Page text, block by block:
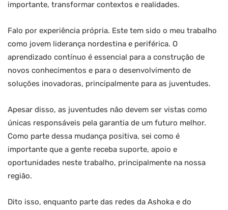
importante, transformar contextos e realidades.
Falo por experiência própria. Este tem sido o meu trabalho
como jovem liderança nordestina e periférica. O
aprendizado contínuo é essencial para a construção de
novos conhecimentos e para o desenvolvimento de
soluções inovadoras, principalmente para as juventudes.
Apesar disso, as juventudes não devem ser vistas como
únicas responsáveis pela garantia de um futuro melhor.
Como parte dessa mudança positiva, sei como é
importante que a gente receba suporte, apoio e
oportunidades neste trabalho, principalmente na nossa
região.
Dito isso, enquanto parte das redes da Ashoka e do